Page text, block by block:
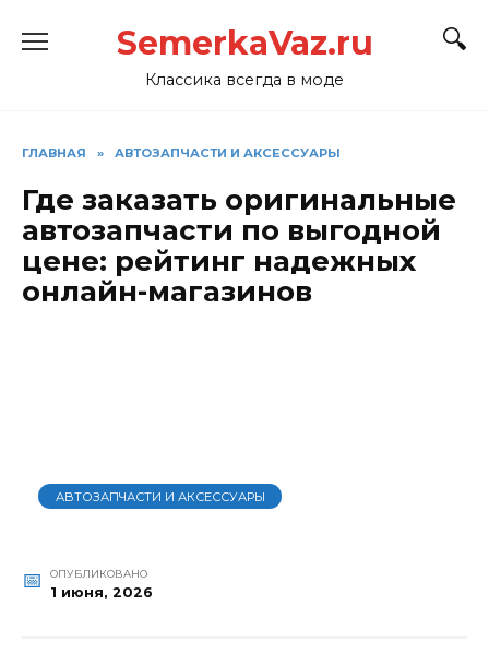
SemerkaVaz.ru
Классика всегда в моде
ГЛАВНАЯ » АВТОЗАПЧАСТИ И АКСЕССУАРЫ
Где заказать оригинальные
автозапчасти по выгодной
цене: рейтинг надежных
онлайн-магазинов
АВТОЗАПЧАСТИ И АКСЕССУАРЫ
ОПУБЛИКОВАНО
1 июня, 2026